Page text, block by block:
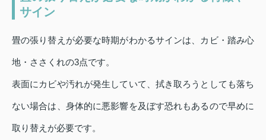
サイン
畳の張り替えが必要な時期がわかるサインは、カビ・踏み心
地・ささくれの3点です。
表面にカビや汚れが発生していて、拭き取ろうとしても落ち
ない場合は、身体的に悪影響を及ぼす恐れもあるので早めに
取り替えが必要です。